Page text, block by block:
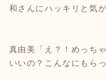
和さんにハッキリと気
真由美「え？！めっち
いいの？こんなにもらっ